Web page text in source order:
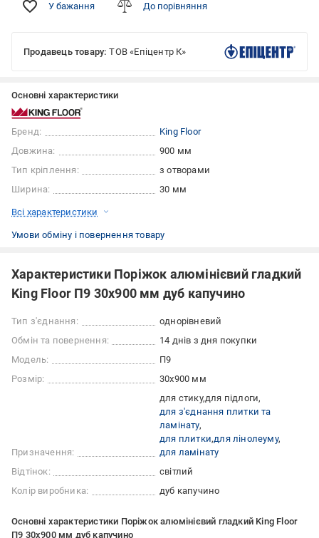
У бажання До порівняння
Продавець товару: ТОВ «Епіцентр К»
Основні характеристики
Бренд:
King Floor
Довжина:
900 мм
Тип кріплення:
з отворами
Ширина:
30 мм
Всі характеристики
Умови обміну і повернення товару
Характеристики Поріжок алюмінієвий гладкий
King Floor П9 30х900 мм дуб капучино
Тип з'єднання:
однорівневий
Обмін та повернення:
14 днів з дня покупки
Модель:
П9
Розмір:
30х900 мм
Призначення:
для стику для підлоги
для з'єднання плитки та
ламінату
для плитки для лінолеуму
для ламінату
Відтінок:
світлий
Колір виробника:
дуб капучино
Основні характеристики Поріжок алюмінієвий гладкий King Floor
П9 30х900 мм дуб капучино